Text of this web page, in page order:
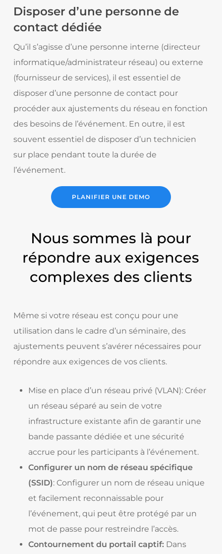
Disposer d’une personne de
contact dédiée
Qu’il s’agisse d’une personne interne (directeur
informatique/administrateur réseau) ou externe
(fournisseur de services), il est essentiel de
disposer d’une personne de contact pour
procéder aux ajustements du réseau en fonction
des besoins de l’événement. En outre, il est
souvent essentiel de disposer d’un technicien
sur place pendant toute la durée de
l’événement.
PLANIFIER UNE DEMO
Nous sommes là pour
répondre aux exigences
complexes des clients
Même si votre réseau est conçu pour une
utilisation dans le cadre d’un séminaire, des
ajustements peuvent s’avérer nécessaires pour
répondre aux exigences de vos clients.
Mise en place d’un réseau privé (VLAN): Créer
un réseau séparé au sein de votre
infrastructure existante afin de garantir une
bande passante dédiée et une sécurité
accrue pour les participants à l’événement.
Configurer un nom de réseau spécifique
(SSID): Configurer un nom de réseau unique
et facilement reconnaissable pour
l’événement, qui peut être protégé par un
mot de passe pour restreindre l’accès.
Contournement du portail captif:Dans